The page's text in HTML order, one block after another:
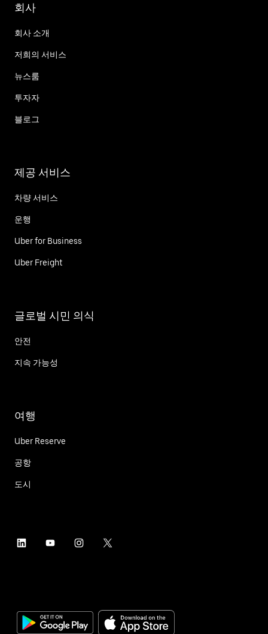
회사
회사 소개
저희의 서비스
뉴스룸
투자자
블로그
제공 서비스
차량 서비스
운행
Uber for Business
Uber Freight
글로벌 시민 의식
안전
지속 가능성
여행
Uber Reserve
공항
도시